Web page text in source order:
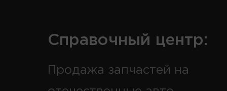
Справочный центр:
Продажа запчастей на